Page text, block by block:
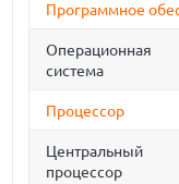
Программное
Операционная
система
Процессор
Центральный
процессор